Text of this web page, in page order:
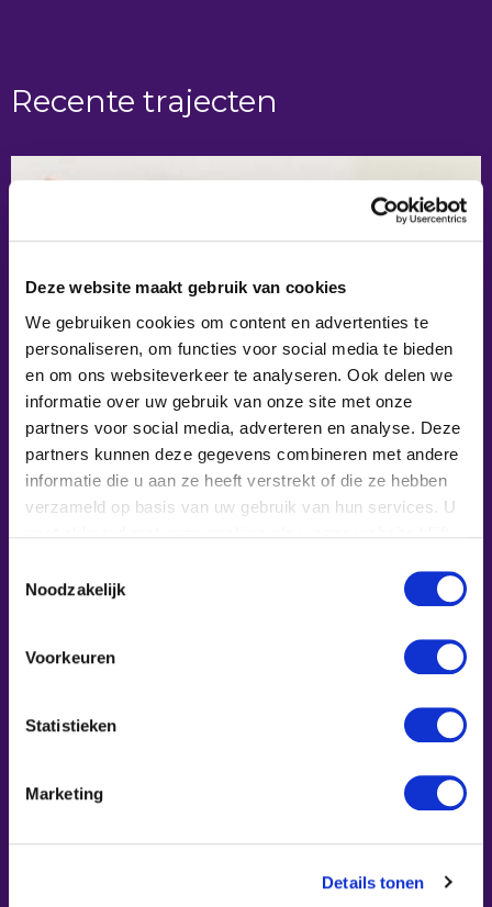
Deze website maakt gebruik van cookies
We gebruiken cookies om content en advertenties te
personaliseren, om functies voor social media te bieden
en om ons websiteverkeer te analyseren. Ook delen we
informatie over uw gebruik van onze site met onze
partners voor social media, adverteren en analyse. Deze
partners kunnen deze gegevens combineren met andere
informatie die u aan ze heeft verstrekt of die ze hebben
verzameld op basis van uw gebruik van hun services. U
Noodzakelijk
Voorkeuren
Statistieken
Marketing
Details tonen
Recente trajecten